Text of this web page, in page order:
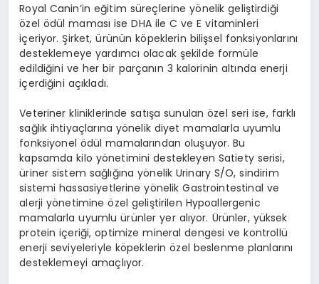
Royal Canin’in eğitim süreçlerine yönelik geliştirdiği
özel ödül maması ise DHA ile C ve E vitaminleri
içeriyor. Şirket, ürünün köpeklerin bilişsel fonksiyonlarını
desteklemeye yardımcı olacak şekilde formüle
edildiğini ve her bir parçanın 3 kalorinin altında enerji
içerdiğini açıkladı.
Veteriner kliniklerinde satışa sunulan özel seri ise, farklı
sağlık ihtiyaçlarına yönelik diyet mamalarla uyumlu
fonksiyonel ödül mamalarından oluşuyor. Bu
kapsamda kilo yönetimini destekleyen Satiety serisi,
üriner sistem sağlığına yönelik Urinary S/O, sindirim
sistemi hassasiyetlerine yönelik Gastrointestinal ve
alerji yönetimine özel geliştirilen Hypoallergenic
mamalarla uyumlu ürünler yer alıyor. Ürünler, yüksek
protein içeriği, optimize mineral dengesi ve kontrollü
enerji seviyeleriyle köpeklerin özel beslenme planlarını
desteklemeyi amaçlıyor.